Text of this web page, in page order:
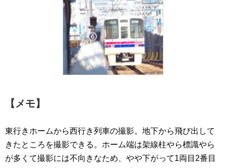
【メモ】
東行きホームから西行き列車の撮影。地下から飛び出して
きたところを撮影できる。ホーム端は架線柱やら標識やら
が多くて撮影には不向きなため、やや下がって1両目2番目